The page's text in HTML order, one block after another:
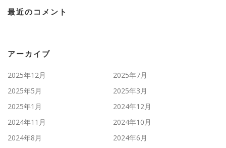
最近のコメント
アーカイブ
2025年12月
2025年7月
2025年5月
2025年3月
2025年1月
2024年12月
2024年11月
2024年10月
2024年8月
2024年6月